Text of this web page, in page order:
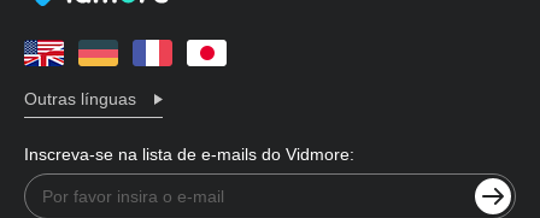
Outras línguas
Inscreva-se na lista de e-mails do Vidmore: